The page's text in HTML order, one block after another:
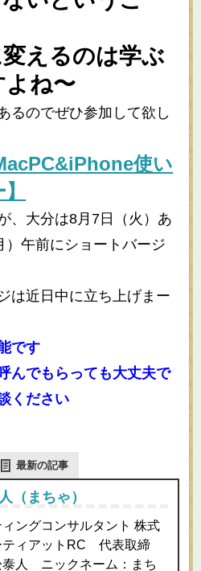
えるのは学ぶ
よね〜
るのでぜひ参加して欲し
使い
、大分は8月7日（火）あ
）午前にショートバージ
は近日中に立ち上げまー
です
んでもらっても大丈夫で
ください
最新の記事
（まちゃ）
ングコンサルタント 株式
ティアットRC 代表取締
人 ニックネーム：まち